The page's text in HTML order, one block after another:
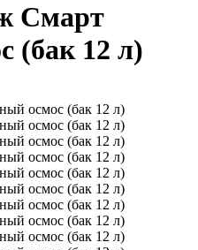
Смарт
(бак 12 л)